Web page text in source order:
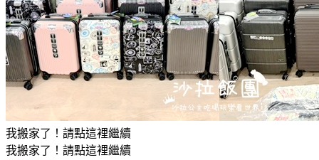
我搬家了！請點這裡繼續
我搬家了！請點這裡繼續